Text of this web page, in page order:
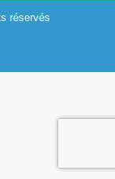
réservés